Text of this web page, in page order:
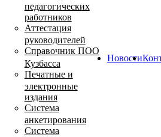
педагогических
работников
Аттестация
руководителей
Справочник ПОО
Кузбасса
Печатные и
электронные
издания
Система
анкетирования
Система
Новости